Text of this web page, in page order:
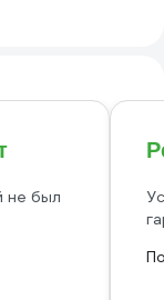
не был